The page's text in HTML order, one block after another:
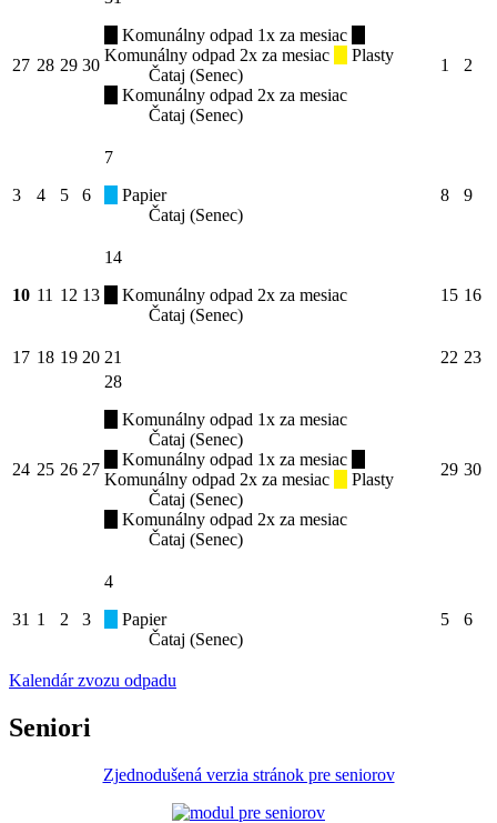
27 28 29 30
Komunálny odpad 1x za mesiac
Komunálny odpad 2x za mesiac
Plasty
Čataj (Senec)
Komunálny odpad 2x za mesiac
Čataj (Senec)
1 2
3 4 5 6
7
Papier
Čataj (Senec)
8 9
10 11 12 13
14
Komunálny odpad 2x za mesiac
Čataj (Senec)
15 16
17 18 19 20 21 22 23
24 25 26 27
28
Komunálny odpad 1x za mesiac
Čataj (Senec)
Komunálny odpad 1x za mesiac
Komunálny odpad 2x za mesiac
Plasty
Čataj (Senec)
Komunálny odpad 2x za mesiac
Čataj (Senec)
29 30
31 1 2 3
4
Papier
Čataj (Senec)
5 6
Kalendár zvozu odpadu
Seniori
Zjednodušená verzia stránok pre seniorov